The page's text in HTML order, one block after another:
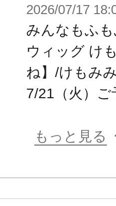
ようにするため
ョイント径は「
ており、
彩少女庭園」「
「無限邂逅メガ
鳥遊 暦【水着】
あるタイプを採
2026/07/17
みんなもふ
ウィッグ け
ね】/けもみ
7/21（火）ご
もっと見る